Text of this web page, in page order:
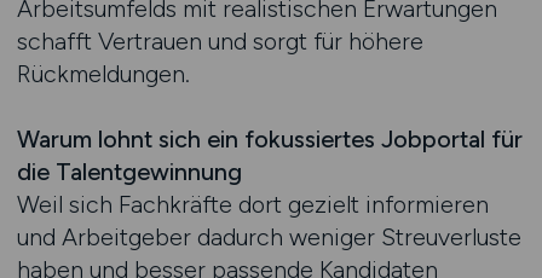
Arbeitsumfelds mit realistischen Erwartungen
schafft Vertrauen und sorgt für höhere
Rückmeldungen.
Warum lohnt sich ein fokussiertes Jobportal für
die Talentgewinnung
Weil sich Fachkräfte dort gezielt informieren
und Arbeitgeber dadurch weniger Streuverluste
haben und besser passende Kandidaten